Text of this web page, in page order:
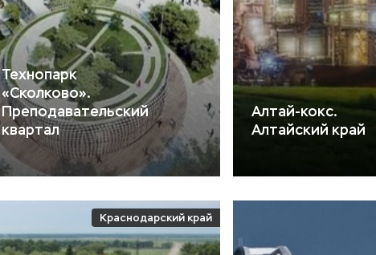
Технопарк
«Сколково».
Преподавательский
квартал
Алтай-кокс.
Алтайский край
Краснодарский край